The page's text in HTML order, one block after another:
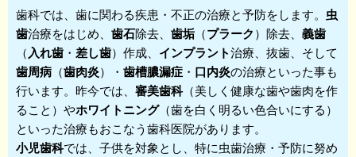
歯科では、歯に関わる疾患・不正の治療と予防をします。 虫
歯治療をはじめ、 歯石除去、 歯垢 （プラーク）除去、 義歯
（入れ歯 ・ 差し歯）作成、 インプラント治療、抜歯、そして
歯周病 （歯肉炎）・ 歯槽膿漏症 ・ 口内炎の治療といった事も
行います。昨今では、 審美歯科（美しく健康な歯や歯肉を作
ること）やホワイトニング（歯を白く明るい色合いにする）
といった治療もおこなう歯科医院があります。
小児歯科では、子供を対象とし、特に虫歯治療・予防に努め